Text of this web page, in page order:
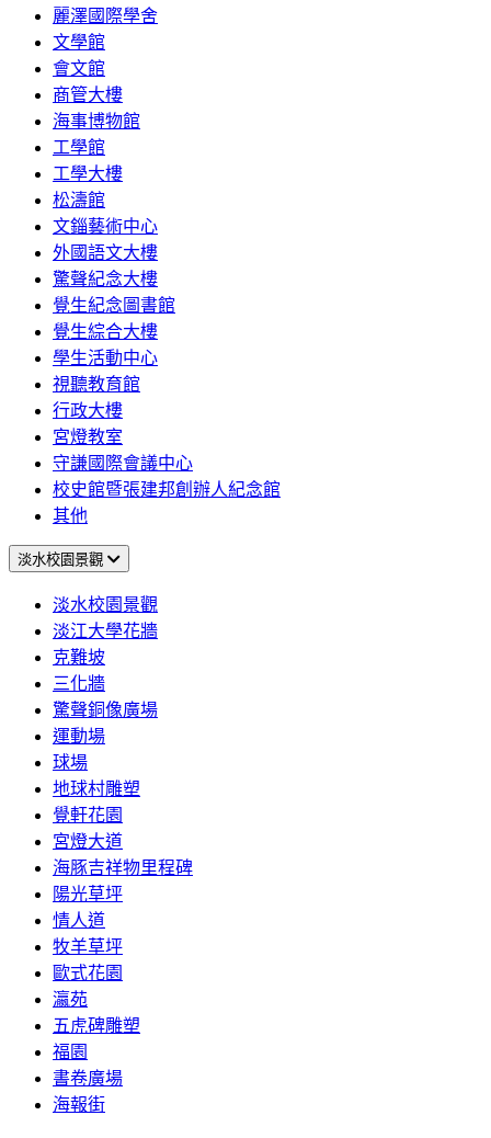
麗澤國際學舍
文學館
會文館
商管大樓
海事博物館
工學館
工學大樓
松濤館
文錙藝術中心
外國語文大樓
驚聲紀念大樓
覺生紀念圖書館
覺生綜合大樓
學生活動中心
視聽教育館
行政大樓
宮燈教室
守謙國際會議中心
校史館暨張建邦創辦人紀念館
其他
淡水校園景觀
淡水校園景觀
淡江大學花牆
克難坡
三化牆
驚聲銅像廣場
運動場
球場
地球村雕塑
覺軒花園
宮燈大道
海豚吉祥物里程碑
陽光草坪
情人道
牧羊草坪
歐式花園
瀛苑
五虎碑雕塑
福園
書卷廣場
海報街